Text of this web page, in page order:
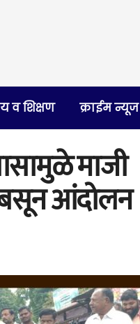
व शिक्षण क्राईम न्यूज
माजी
बसून आंदोलन